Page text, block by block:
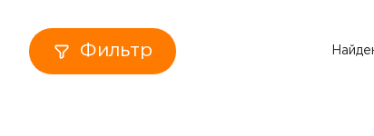
Диваны
Фильтр